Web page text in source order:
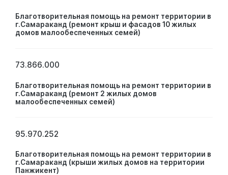
Благотворительная помощь на ремонт территории в
г.Самараканд (ремонт крыш и фасадов 10 жилых
домов малообеспеченных семей)
73.866.000
Благотворительная помощь на ремонт территории в
г.Самараканд (ремонт 2 жилых домов
малообеспеченных семей)
95.970.252
Благотворительная помощь на ремонт территории в
г.Самараканд (крыши жилых домов на территории
Панжикент)